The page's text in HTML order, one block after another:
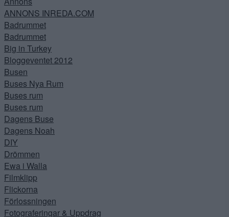
ANNONS INREDA.COM
Badrummet
Badrummet
Big in Turkey
Bloggeventet 2012
Busen
Buses Nya Rum
Buses rum
Buses rum
Dagens Buse
Dagens Noah
DIY
Drömmen
Ewa i Walla
Filmklipp
Flickorna
Förlossningen
Fotograferingar & Uppdrag